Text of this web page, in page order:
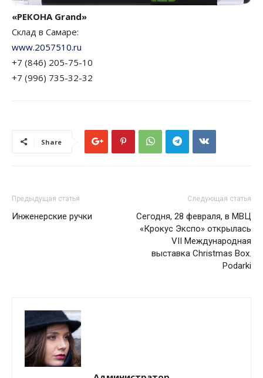
«РЕКОНА Grand»
Склад в Самаре:
www.2057510.ru
+7 (846) 205-75-10
+7 (996) 735-32-32
Share
Предыдущая статья
Инженерские ручки
Следующая статья
Сегодня, 28 февраля, в МВЦ
«Крокус Экспо» открылась
VII Международная
выставка Christmas Box.
Podarki